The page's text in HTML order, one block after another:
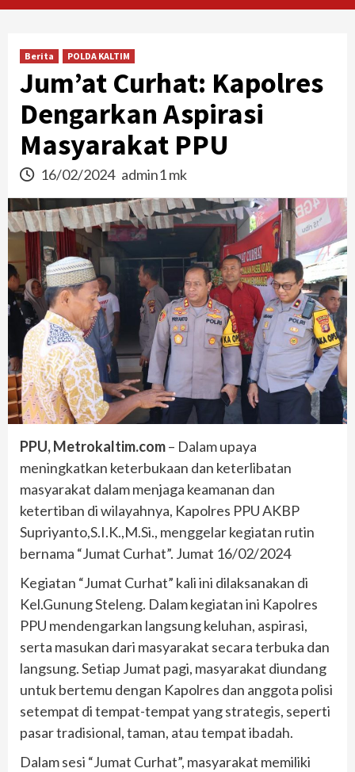
Berita POLDA KALTIM
Jum’at Curhat: Kapolres
Dengarkan Aspirasi
Masyarakat PPU
16/02/2024 admin1 mk
PPU, Metrokaltim.com– Dalam upaya
meningkatkan keterbukaan dan keterlibatan
masyarakat dalam menjaga keamanan dan
ketertiban di wilayahnya, Kapolres PPU AKBP
Supriyanto,S.I.K.,M.Si., menggelar kegiatan rutin
bernama “Jumat Curhat”. Jumat 16/02/2024
Kegiatan “Jumat Curhat” kali ini dilaksanakan di
Kel.Gunung Steleng. Dalam kegiatan ini Kapolres
PPU mendengarkan langsung keluhan, aspirasi,
serta masukan dari masyarakat secara terbuka dan
langsung. Setiap Jumat pagi, masyarakat diundang
untuk bertemu dengan Kapolres dan anggota polisi
setempat di tempat-tempat yang strategis, seperti
pasar tradisional, taman, atau tempat ibadah.
Dalam sesi “Jumat Curhat”, masyarakat memiliki